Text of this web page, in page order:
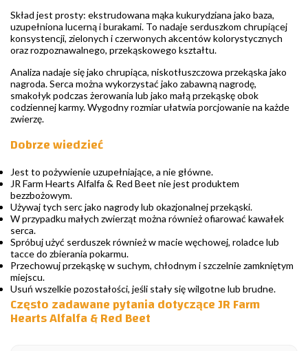
Skład jest prosty: ekstrudowana mąka kukurydziana jako baza,
uzupełniona lucerną i burakami. To nadaje serduszkom chrupiącej
konsystencji, zielonych i czerwonych akcentów kolorystycznych
oraz rozpoznawalnego, przekąskowego kształtu.
Analiza nadaje się jako chrupiąca, niskotłuszczowa przekąska jako
nagroda. Serca można wykorzystać jako zabawną nagrodę,
smakołyk podczas żerowania lub jako małą przekąskę obok
codziennej karmy. Wygodny rozmiar ułatwia porcjowanie na każde
zwierzę.
Dobrze wiedzieć
Jest to pożywienie uzupełniające, a nie główne.
JR Farm Hearts Alfalfa & Red Beet nie jest produktem
bezzbożowym.
Używaj tych serc jako nagrody lub okazjonalnej przekąski.
W przypadku małych zwierząt można również ofiarować kawałek
serca.
Spróbuj użyć serduszek również w macie węchowej, roladce lub
tacce do zbierania pokarmu.
Przechowuj przekąskę w suchym, chłodnym i szczelnie zamkniętym
miejscu.
Usuń wszelkie pozostałości, jeśli stały się wilgotne lub brudne.
Często zadawane pytania dotyczące JR Farm
Hearts Alfalfa & Red Beet